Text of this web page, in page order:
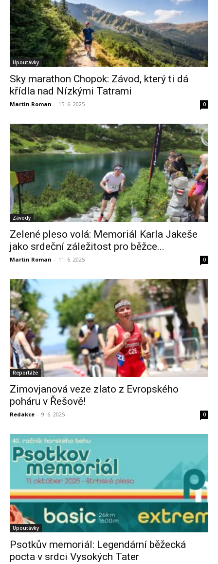
Upoutávky
Sky marathon Chopok: Závod, který ti dá
křídla nad Nízkými Tatrami
Martin Roman - 15. 6. 2025 0
Závody
Zelené pleso volá: Memoriál Karla Jakeše
jako srdeční záležitost pro běžce...
Martin Roman - 11. 6. 2025 0
Reportáže
Zimovjanová veze zlato z Evropského
poháru v Řešově!
Redakce - 9. 6. 2025 0
Upoutávky
Psotkův memoriál: Legendární běžecká
pocta v srdci Vysokých Tater